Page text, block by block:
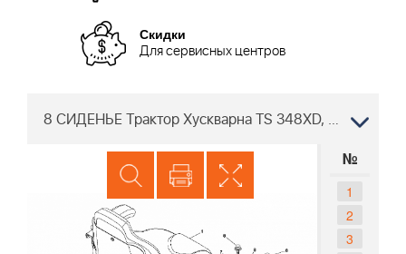
Скидки
Для сервисных центров
8 СИДЕНЬЕ Трактор Хускварна TS 348XD, 96041043700, 2019-08
№
1
2
3